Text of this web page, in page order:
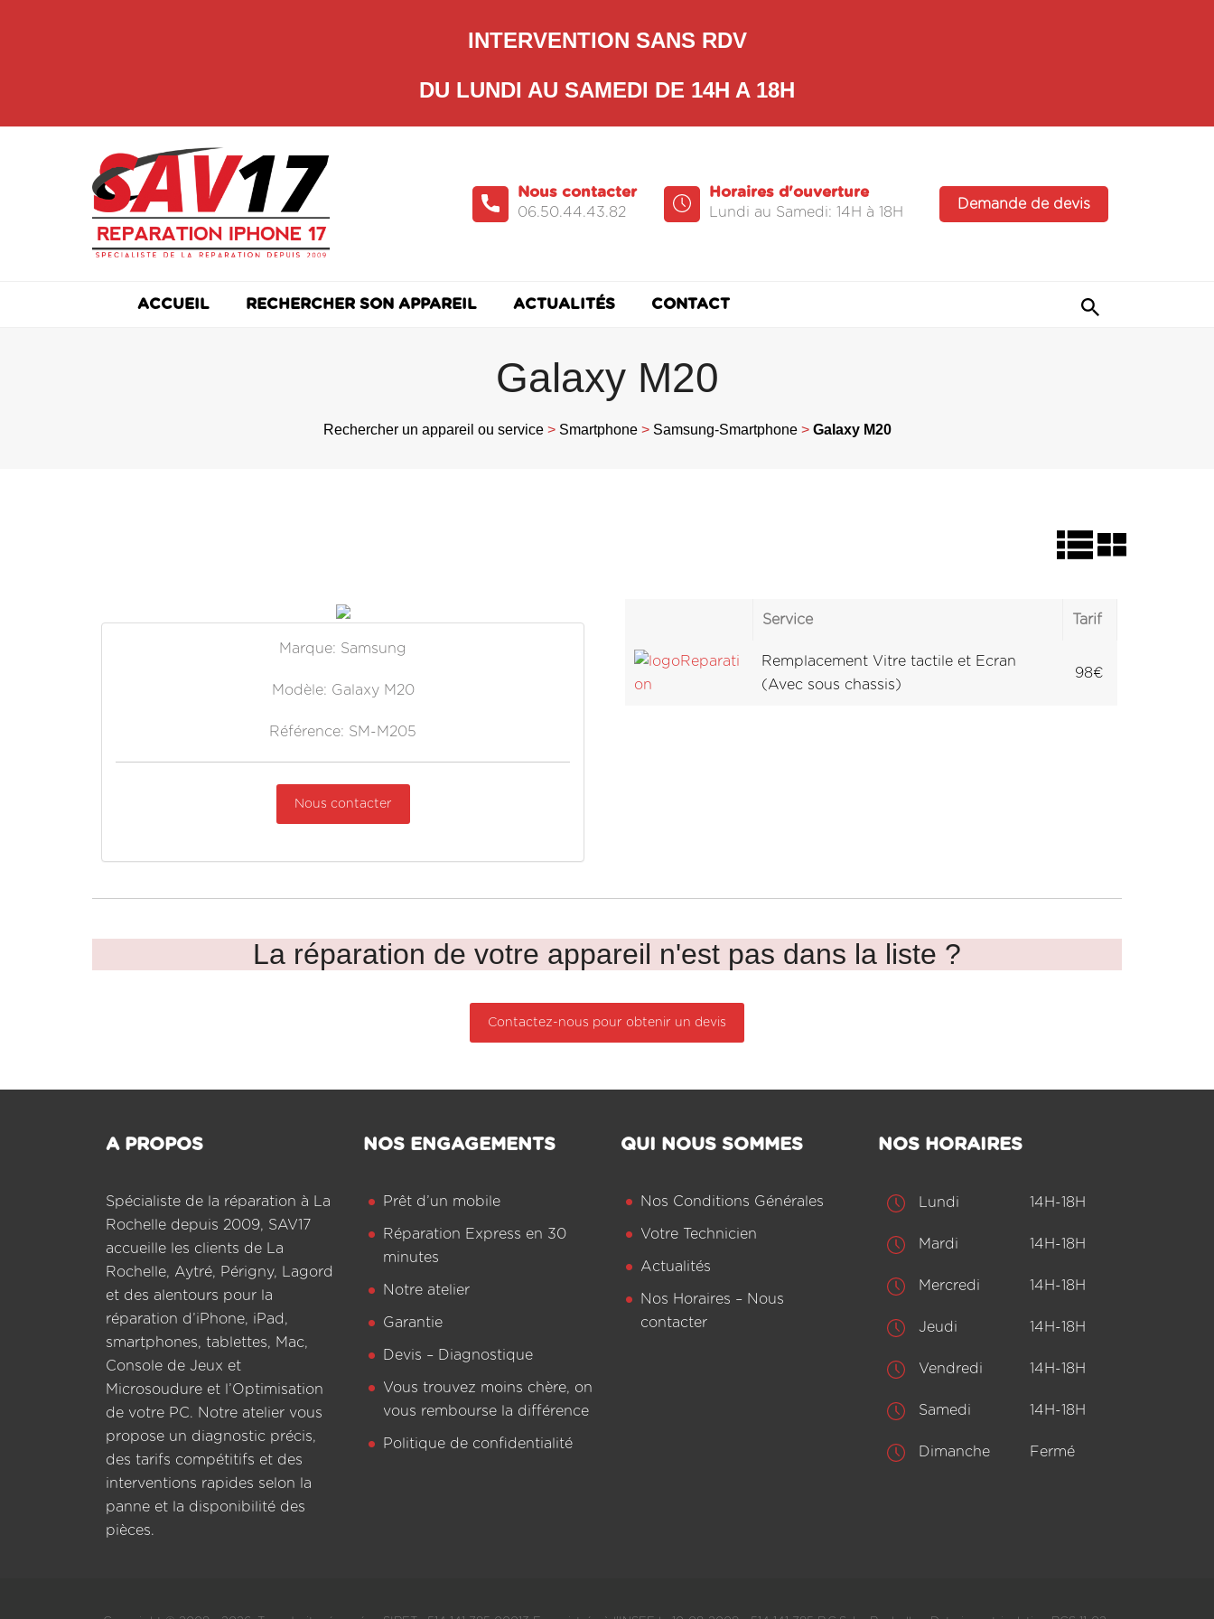
INTERVENTION SANS RDV
DU LUNDI AU SAMEDI DE 14H A 18H
Demande de devis
Horaires d'ouverture
Lundi au Samedi: 14H à 18H
Nous contacter
06.50.44.43.82
ACCUEIL RECHERCHER SON APPAREIL ACTUALITÉS CONTACT
Galaxy M20
Rechercher un appareil ou service> Smartphone> Samsung-Smartphone> Galaxy M20
Marque: Samsung
Modèle: Galaxy M20
Référence: SM-M205
Nous contacter
Service Tarif
Remplacement Vitre tactile et Ecran
(Avec sous chassis)
98€
La réparation de votre appareil n'est pas dans la liste ?
Contactez-nous pour obtenir un devis
A PROPOS
Spécialiste de la réparation à La
Rochelle depuis 2009, SAV17
accueille les clients de La
Rochelle, Aytré, Périgny, Lagord
et des alentours pour la
réparation d’iPhone, iPad,
smartphones, tablettes, Mac,
Console de Jeux et
Microsoudure et l’Optimisation
de votre PC. Notre atelier vous
propose un diagnostic précis,
des tarifs compétitifs et des
interventions rapides selon la
panne et la disponibilité des
pièces.
NOS ENGAGEMENTS
Prêt d’un mobile
Réparation Express en 30
minutes
Notre atelier
Garantie
Devis – Diagnostique
Vous trouvez moins chère, on
vous rembourse la différence
Politique de confidentialité
QUI NOUS SOMMES
Nos Conditions Générales
Votre Technicien
Actualités
Nos Horaires – Nous
contacter
NOS HORAIRES
Lundi 14H-18H
Mardi 14H-18H
Mercredi 14H-18H
Jeudi 14H-18H
Vendredi 14H-18H
Samedi 14H-18H
Dimanche Fermé